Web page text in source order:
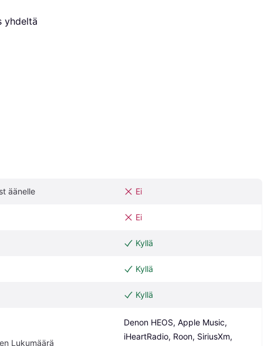
yhdeltä
äänelle Ei
Ei
Kyllä
Kyllä
Kyllä
Lukumäärä
Denon HEOS, Apple Music,
iHeartRadio, Roon, SiriusXm,